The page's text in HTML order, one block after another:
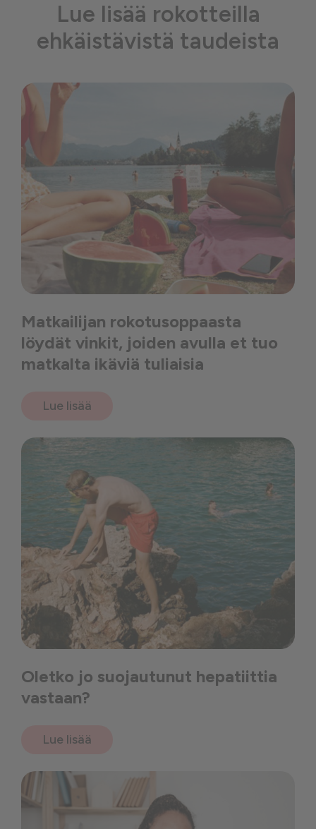
Lue lisää rokotteilla
ehkäistävistä taudeista
Matkailijan rokotusoppaasta
löydät vinkit, joiden avulla et tuo
matkalta ikäviä tuliaisia
Lue lisää
Oletko jo suojautunut hepatiittia
vastaan?
Lue lisää